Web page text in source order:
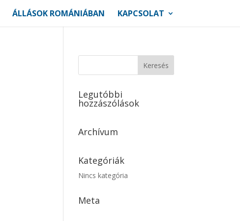
ÁLLÁSOK ROMÁNIÁBAN KAPCSOLAT
Legutóbbi
hozzászólások
Archívum
Kategóriák
Nincs kategória
Meta